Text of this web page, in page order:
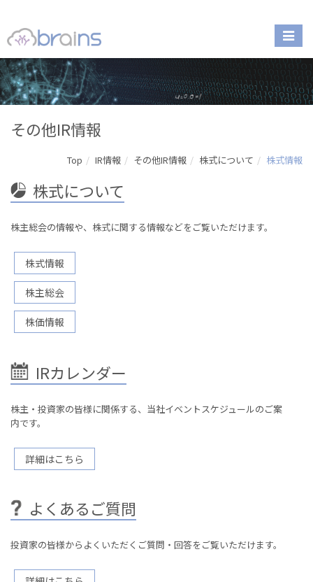
その他IR情報
Top IR情報 その他IR情報 株式について 株式情報
株式について
株主総会の情報や、株式に関する情報などをご覧いただけます。
株式情報
株主総会
株価情報
IRカレンダー
株主・投資家の皆様に関係する、当社イベントスケジュールのご案
内です。
詳細はこちら
よくあるご質問
投資家の皆様からよくいただくご質問・回答をご覧いただけます。